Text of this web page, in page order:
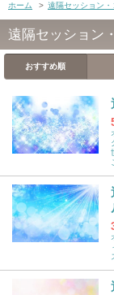
ホーム > 遠隔セッション
遠隔セッション
おすすめ順